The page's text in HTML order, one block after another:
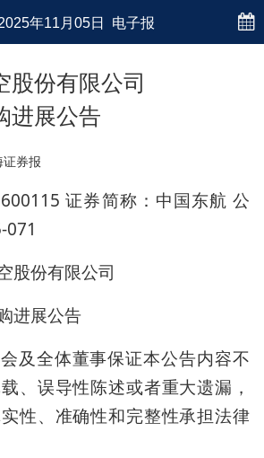
年11月05日 电子报
股份有限公司
进展公告
证券报
证券简称：中国东航 公
071
股份有限公司
进展公告
及全体董事保证本公告内容不
、误导性陈述或者重大遗漏，
性、准确性和完整性承担法律